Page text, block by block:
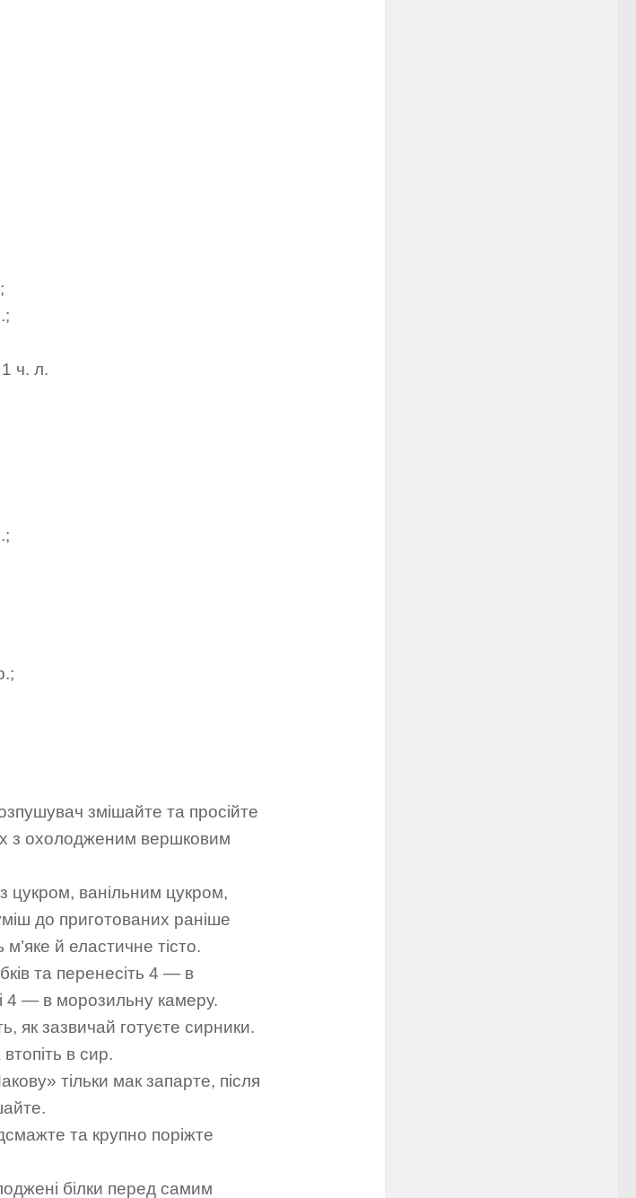
ч. л.
змішайте та просійте
з охолодженим вершковим
цукром, ванільним цукром,
до приготованих раніше
м’яке й еластичне тісто.
та перенесіть 4 — в
4 — в морозильну камеру.
як зазвичай готуєте сирники.
в сир.
тільки мак запарте, після
та крупно поріжте
білки перед самим